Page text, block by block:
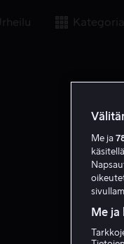
Me ja
Me